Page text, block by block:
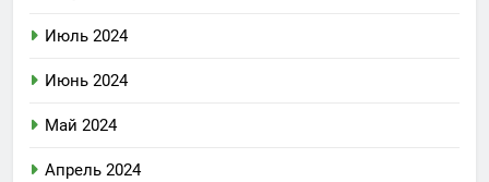
Июль 2024
Июнь 2024
Май 2024
Апрель 2024